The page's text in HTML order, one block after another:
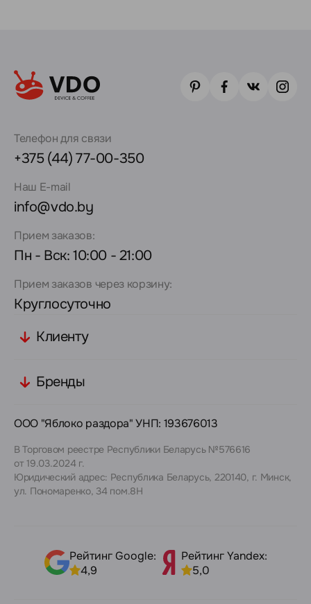
Телефон для связи
+375 (44) 77-00-350
Наш E-mail
info@vdo.by
Прием заказов:
Пн - Вск: 10:00 - 21:00
Прием заказов через корзину:
Круглосуточно
Клиенту
Бренды
ООО "Яблоко раздора" УНП: 193676013
В Торговом реестре Республики Беларусь №576616
от 19.03.2024 г.
Юридический адрес: Республика Беларусь, 220140, г. Минск,
ул. Пономаренко, 34 пом.8Н
Рейтинг Google:
4,9
Рейтинг Yandex:
5,0